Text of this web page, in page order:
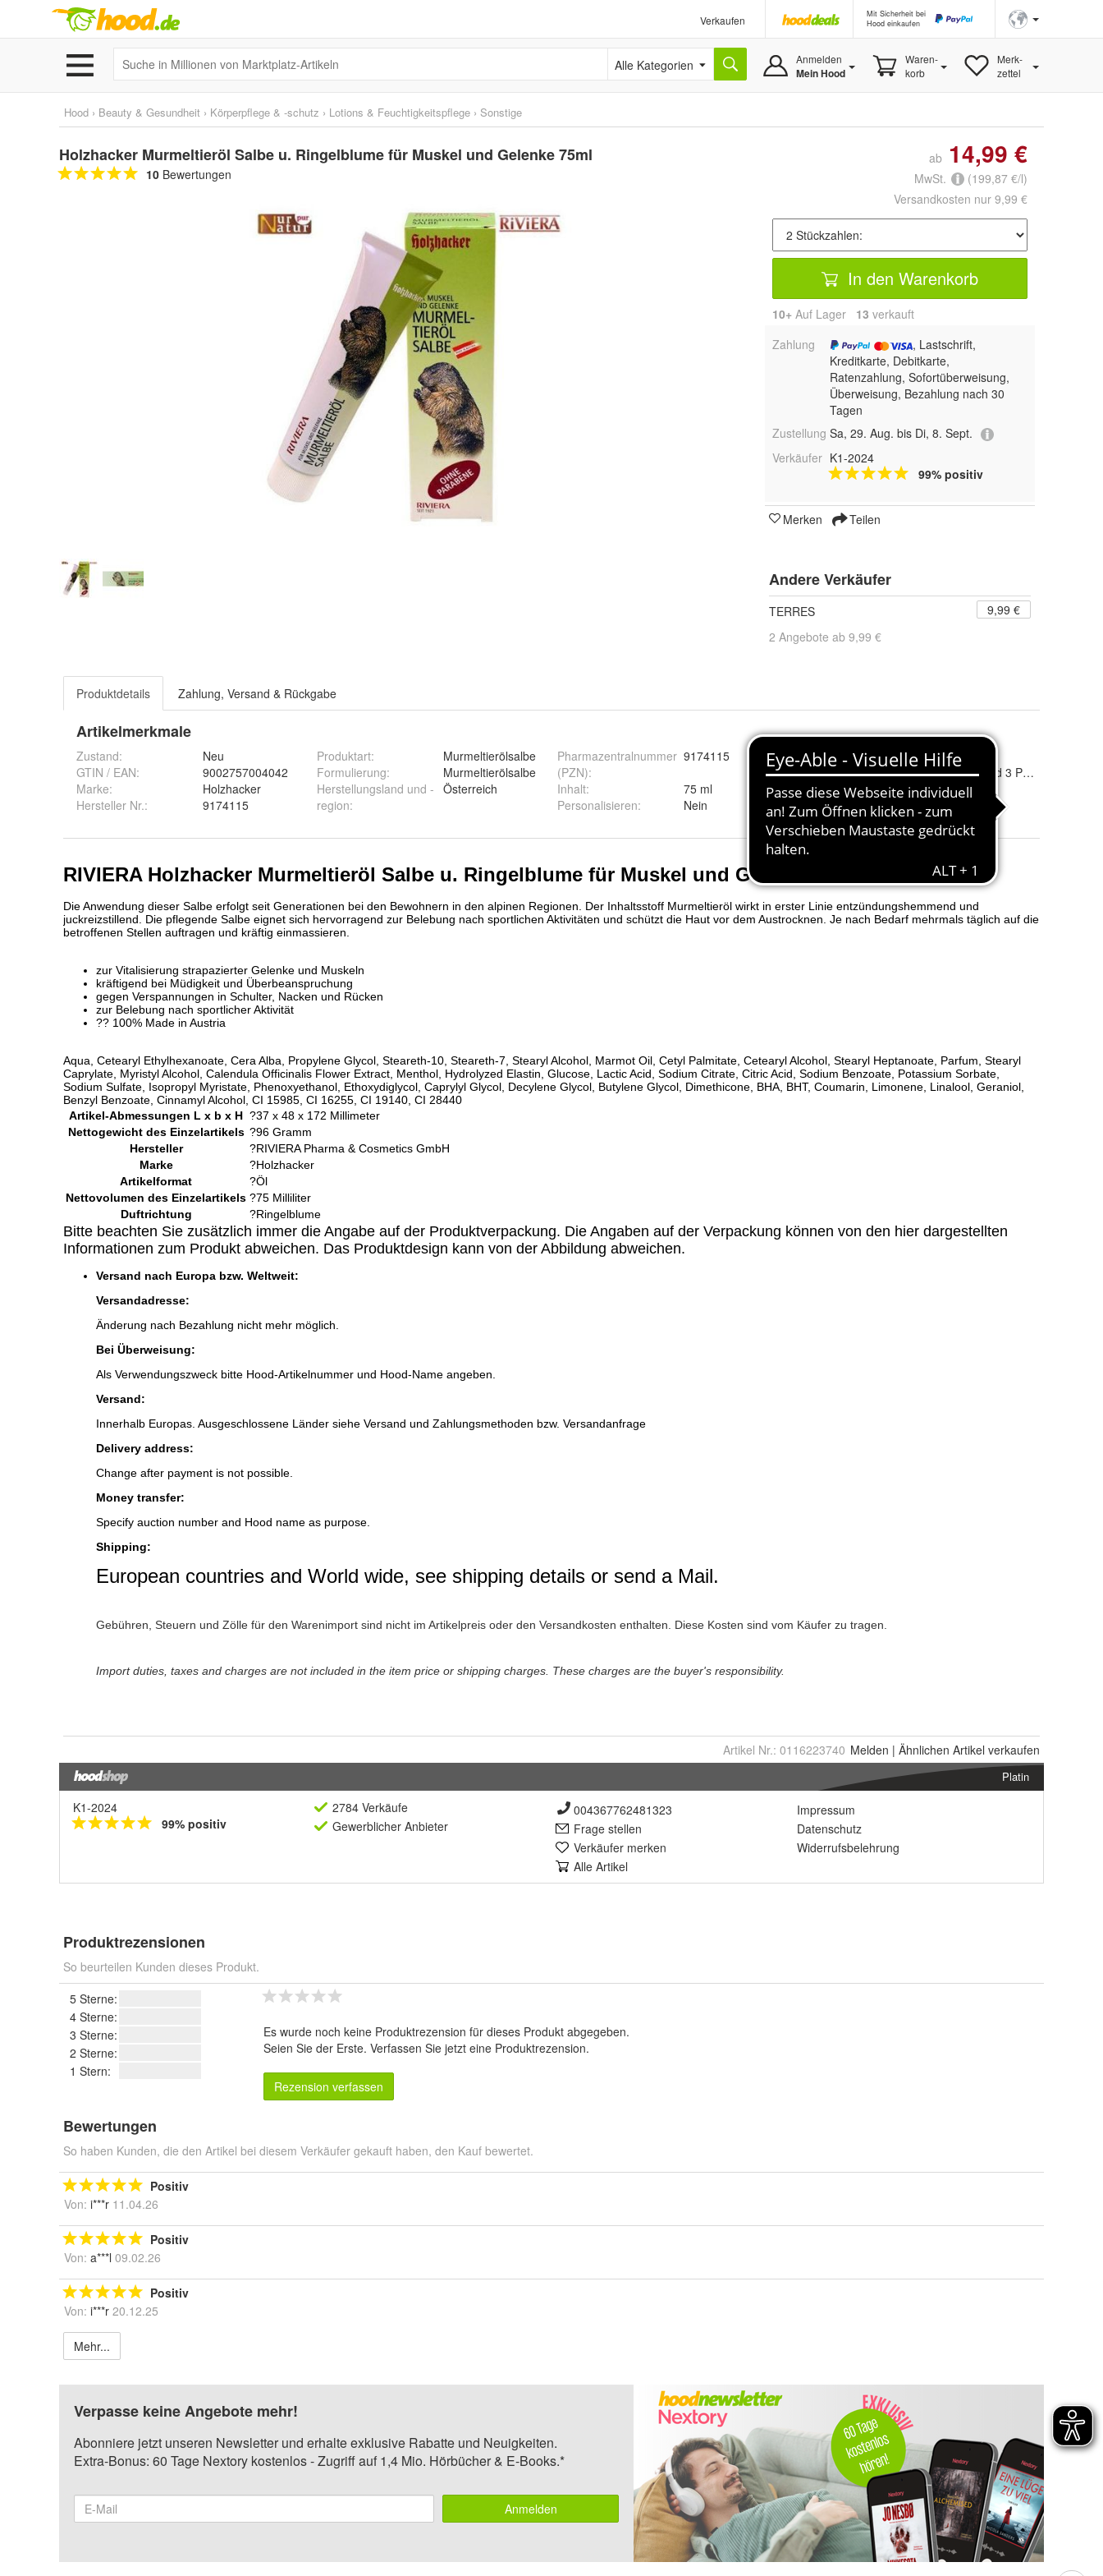
Verkaufen
Mit Sicherheit bei
Hood einkaufen
Alle Kategorien Anmelden
Mein Hood
Waren-
korb
Merk-
zettel
Hood › Beauty & Gesundheit › Körperpflege & -schutz › Lotions & Feuchtigkeitspflege › Sonstige
Holzhacker Murmeltieröl Salbe u. Ringelblume für Muskel und Gelenke 75ml
10 Bewertungen
ab 14,99 €
MwSt.
(199,87 €/l)
Versandkosten nur 9,99 €
In den Warenkorb
10+ Auf Lager 13 verkauft
Zahlung
, Lastschrift,
Kreditkarte, Debitkarte,
Ratenzahlung, Sofortüberweisung,
Überweisung, Bezahlung nach 30
Tagen
Zustellung Sa, 29. Aug. bis Di, 8. Sept.
Verkäufer K1-2024
99% positiv
Merken Teilen
Andere Verkäufer
TERRES
9,99 €
2 Angebote ab 9,99 €
Produktdetails Zahlung, Versand & Rückgabe
Artikelmerkmale
Zustand:
Neu
GTIN / EAN:
9002757004042
Marke:
Holzhacker
Hersteller Nr.:
9174115
Produktart:
Murmeltierölsalbe
Formulierung:
Murmeltierölsalbe
Herstellungsland und -
region:
Österreich
Pharmazentralnummer
(PZN):
9174115
Inhalt:
75 ml
Personalisieren: Nein
Dosierung :
3 ml
2 Stückzahlen: 1 Packung und 3 Packungen
Artikel Nr.: 0116223740 Melden | Ähnlichen Artikel verkaufen
Platin
K1-2024
99% positiv
2784 Verkäufe
Gewerblicher Anbieter
004367762481323
Frage stellen
Verkäufer merken
Alle Artikel
Impressum
Datenschutz
Widerrufsbelehrung
Produktrezensionen
So beurteilen Kunden dieses Produkt.
5 Sterne:
4 Sterne:
3 Sterne:
2 Sterne:
1 Stern:
Es wurde noch keine Produktrezension für dieses Produkt abgegeben.
Seien Sie der Erste. Verfassen Sie jetzt eine Produktrezension.
Rezension verfassen
Bewertungen
So haben Kunden, die den Artikel bei diesem Verkäufer gekauft haben, den Kauf bewertet.
Positiv
Von: i***r 11.04.26
Positiv
Von: a***l 09.02.26
Positiv
Von: i***r 20.12.25
Mehr...
Verpasse keine Angebote mehr!
Abonniere jetzt unseren Newsletter und erhalte exklusive Rabatte und Neuigkeiten.
Extra-Bonus: 60 Tage Nextory kostenlos - Zugriff auf 1,4 Mio. Hörbücher & E-Books.*
Anmelden